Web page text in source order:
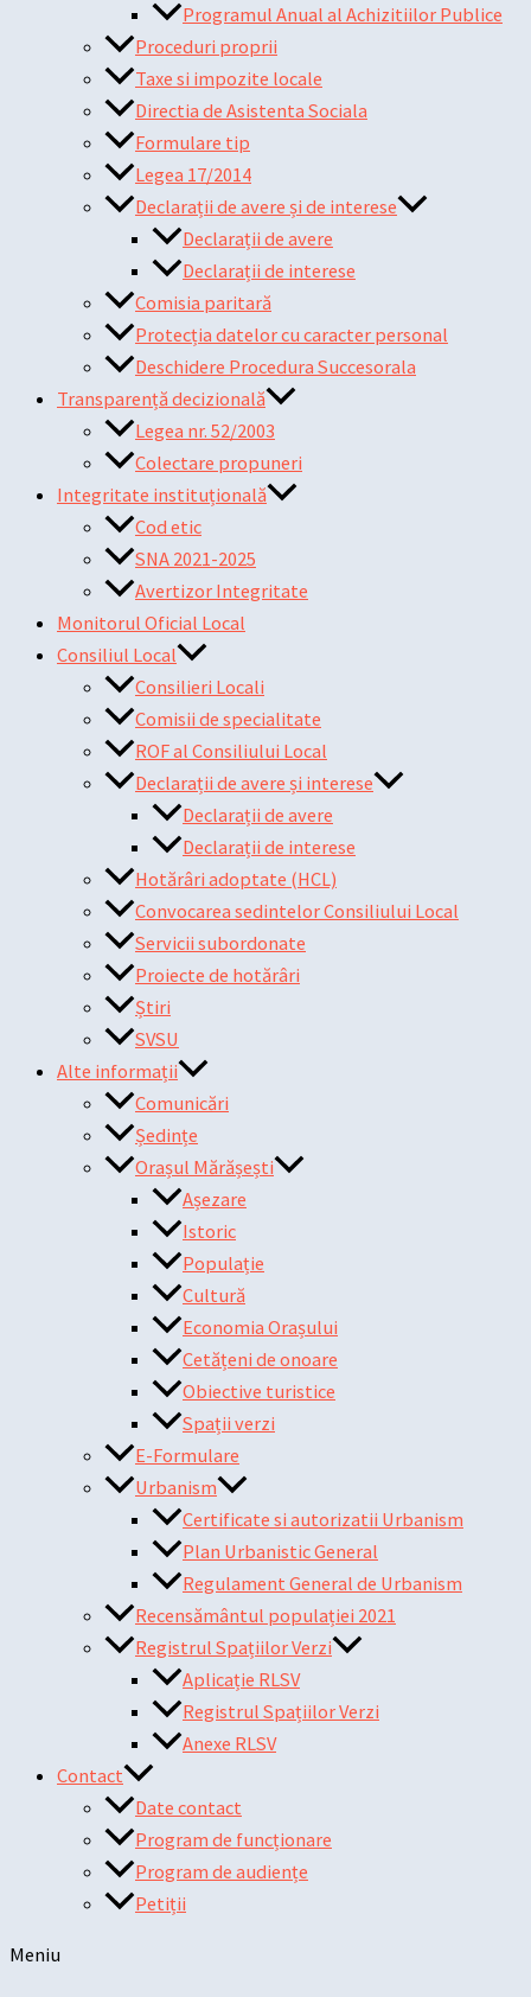
Programul Anual al Achizitiilor Publice
Proceduri proprii
Taxe si impozite locale
Directia de Asistenta Sociala
Formulare tip
Legea 17/2014
Declarații de avere și de interese
Declarații de avere
Declarații de interese
Comisia paritară
Protecția datelor cu caracter personal
Deschidere Procedura Succesorala
Transparență decizională
Legea nr. 52/2003
Colectare propuneri
Integritate instituțională
Cod etic
SNA 2021-2025
Avertizor Integritate
Monitorul Oficial Local
Consiliul Local
Consilieri Locali
Comisii de specialitate
ROF al Consiliului Local
Declarații de avere și interese
Declarații de avere
Declarații de interese
Hotărâri adoptate (HCL)
Convocarea sedintelor Consiliului Local
Servicii subordonate
Proiecte de hotărâri
Știri
SVSU
Alte informații
Comunicări
Ședințe
Orașul Mărășești
Așezare
Istoric
Populație
Cultură
Economia Orașului
Cetățeni de onoare
Obiective turistice
Spații verzi
E-Formulare
Urbanism
Certificate si autorizatii Urbanism
Plan Urbanistic General
Regulament General de Urbanism
Recensământul populației 2021
Registrul Spațiilor Verzi
Aplicație RLSV
Registrul Spațiilor Verzi
Anexe RLSV
Contact
Date contact
Program de funcționare
Program de audiențe
Petiții
Meniu